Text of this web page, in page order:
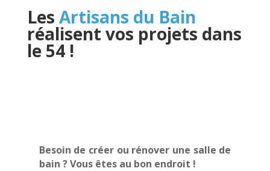
Les Artisans du Bain
réalisent vos projets dans
le 54 !
Besoin de créer ou rénover une salle de
bain ? Vous êtes au bon endroit !